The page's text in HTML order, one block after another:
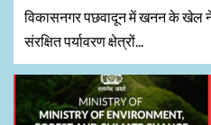
विकासनगर पछवादून में खनन के खेल ने
संरक्षित पर्यावरण क्षेत्रों...